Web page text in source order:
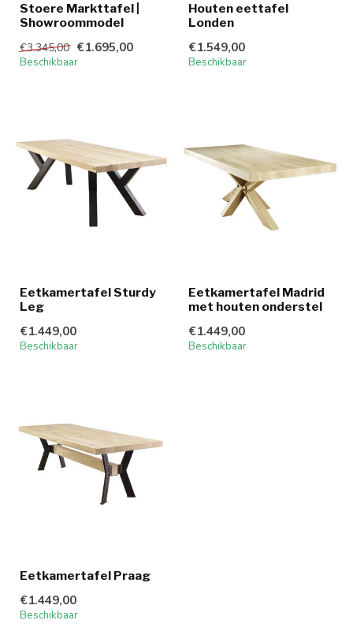
Stoere Markttafel |
Showroommodel
€3.345,00 €1.695,00
Beschikbaar
Houten eettafel
Londen
€1.549,00
Beschikbaar
Eetkamertafel Sturdy
Leg
€1.449,00
Beschikbaar
Eetkamertafel Madrid
met houten onderstel
€1.449,00
Beschikbaar
Eetkamertafel Praag
€1.449,00
Beschikbaar